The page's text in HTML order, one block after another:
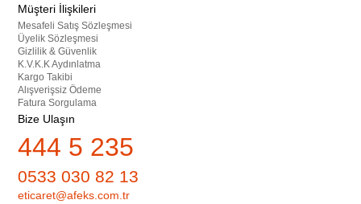
Müşteri İlişkileri
Mesafeli Satış Sözleşmesi
Üyelik Sözleşmesi
Gizlilik & Güvenlik
K.V.K.K Aydınlatma
Kargo Takibi
Alışverişsiz Ödeme
Fatura Sorgulama
Bize Ulaşın
444 5 235
0533 030 82 13
eticaret@afeks.com.tr